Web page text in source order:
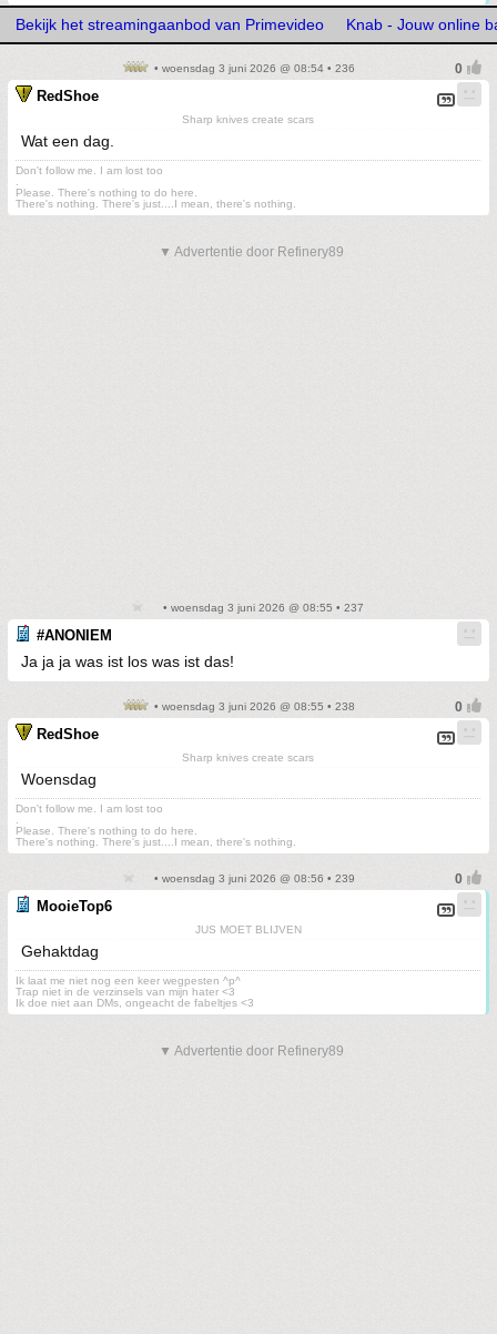
Bekijk het streamingaanbod van Primevideo Knab - Jouw online
• woensdag 3 juni 2026 @ 08:54 • 236
RedShoe
Sharp knives create scars
Wat een dag.
Don't follow me. I am lost too
Please. There's nothing to do here.
There's nothing. There's just....I mean, there's nothing.
▼ Advertentie door Refinery89
• woensdag 3 juni 2026 @ 08:55 • 237
#ANONIEM
Ja ja ja was ist los was ist das!
• woensdag 3 juni 2026 @ 08:55 • 238
RedShoe
Sharp knives create scars
Woensdag
Don't follow me. I am lost too
Please. There's nothing to do here.
There's nothing. There's just....I mean, there's nothing.
• woensdag 3 juni 2026 @ 08:56 • 239
MooieTop6
JUS MOET BLIJVEN
Gehaktdag
Ik laat me niet nog een keer wegpesten ^p^
Trap niet in de verzinsels van mijn hater <3
Ik doe niet aan DMs, ongeacht de fabeltjes <3
▼ Advertentie door Refinery89